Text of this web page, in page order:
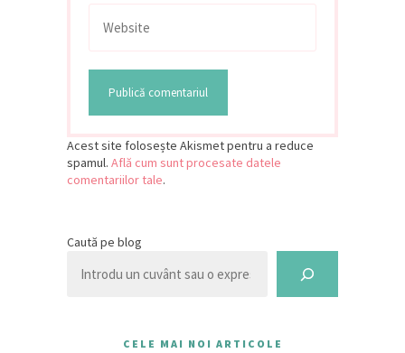
Acest site folosește Akismet pentru a reduce
spamul. Află cum sunt procesate datele
comentariilor tale.
Caută pe blog
CELE MAI NOI ARTICOLE